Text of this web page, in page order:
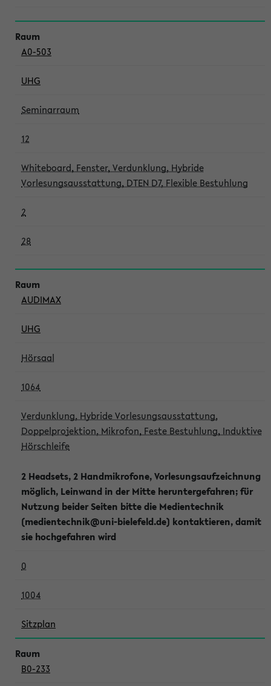
A0-503
UHG
Seminarraum
12
Whiteboard, Fenster, Verdunklung, Hybride
Vorlesungsausstattung, DTEN D7, Flexible Bestuhlung
2
28
AUDIMAX
UHG
Hörsaal
1064
Verdunklung, Hybride Vorlesungsausstattung,
Doppelprojektion, Mikrofon, Feste Bestuhlung, Induktive
Hörschleife
2 Headsets, 2 Handmikrofone, Vorlesungsaufzeichnung
möglich, Leinwand in der Mitte heruntergefahren; für
Nutzung beider Seiten bitte die Medientechnik
(medientechnik@uni-bielefeld.de) kontaktieren, damit
sie hochgefahren wird
0
1004
Sitzplan
B0-233